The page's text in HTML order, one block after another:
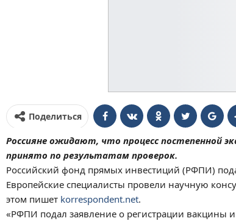
Поделиться
Россияне ожидают, что процесс постепенной
принято по результатам проверок.
Российский фонд прямых инвестиций (РФПИ)
Европейские специалисты провели научную
этом пишет korrespondent.net.
«РФПИ подал заявление о регистрации вакцины